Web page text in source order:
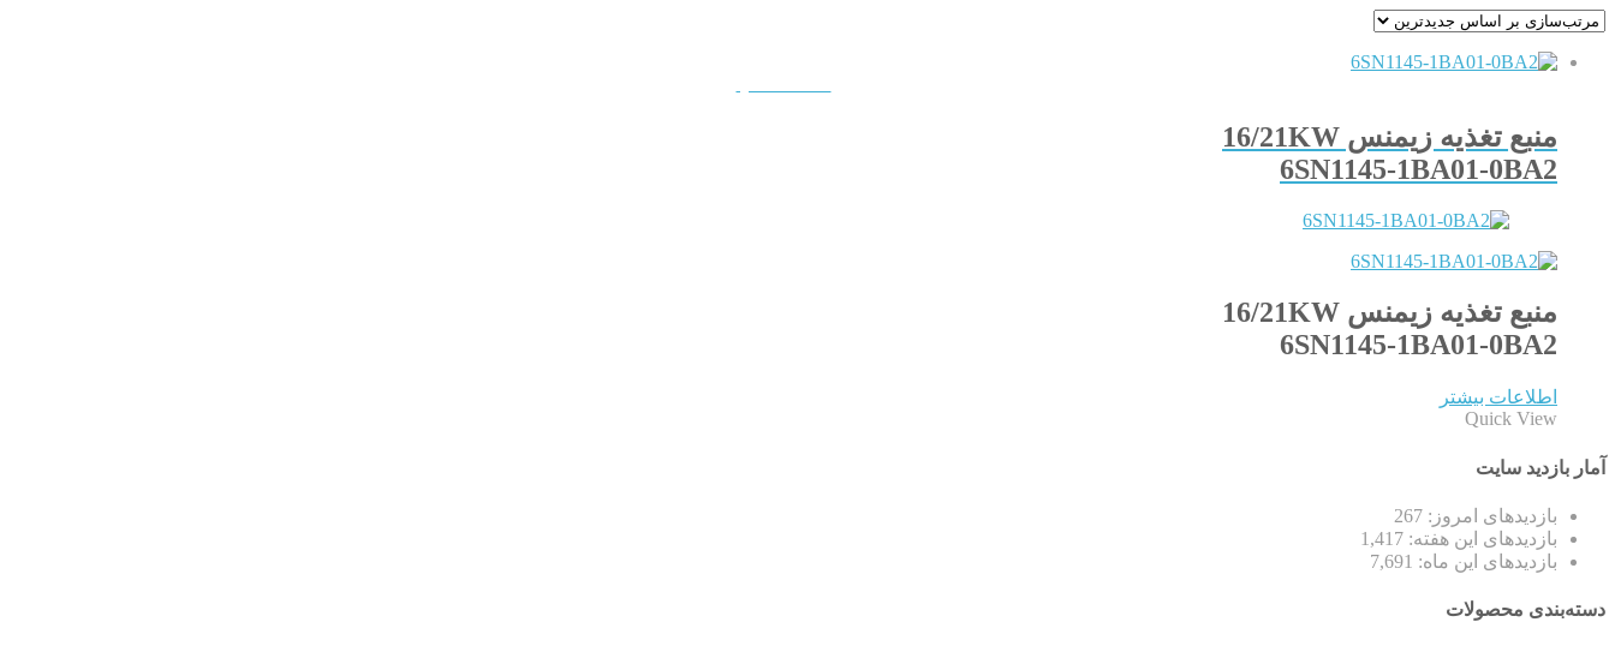
منبع تغذیه زیمنس 16/21KW
6SN1145-1BA01-0BA2
منبع تغذیه زیمنس 16/21KW
6SN1145-1BA01-0BA2
اطلاعات بیشتر
Quick View
آمار بازدید سایت
بازدیدهای امروز: 267
بازدیدهای این هفته: 1,417
بازدیدهای این ماه: 7,691
دسته‌بندی محصولات